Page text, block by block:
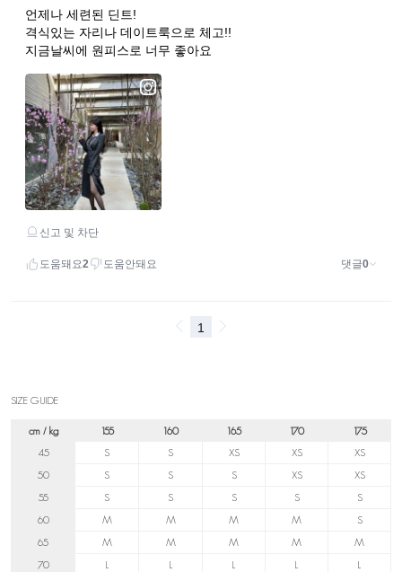
SIZE GUIDE
cm / kg 155 160 165 170
175
45
S S XS XS
XS
50
S S S XS
XS
55
S S S S
S
60
M M M M
S
65
M M M M
M
70
L L L L
L